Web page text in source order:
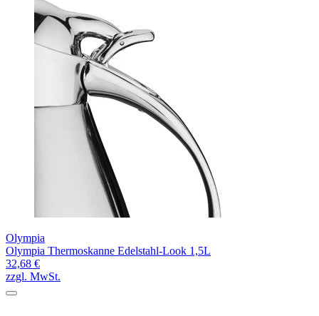
Olympia
Olympia Thermoskanne Edelstahl-Look 1,5L
32,68 €
zzgl. MwSt.